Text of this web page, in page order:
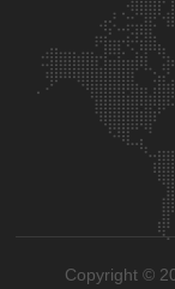
Copyright ©